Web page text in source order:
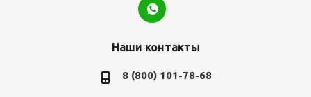
Наши контакты
8 (800) 101-78-68